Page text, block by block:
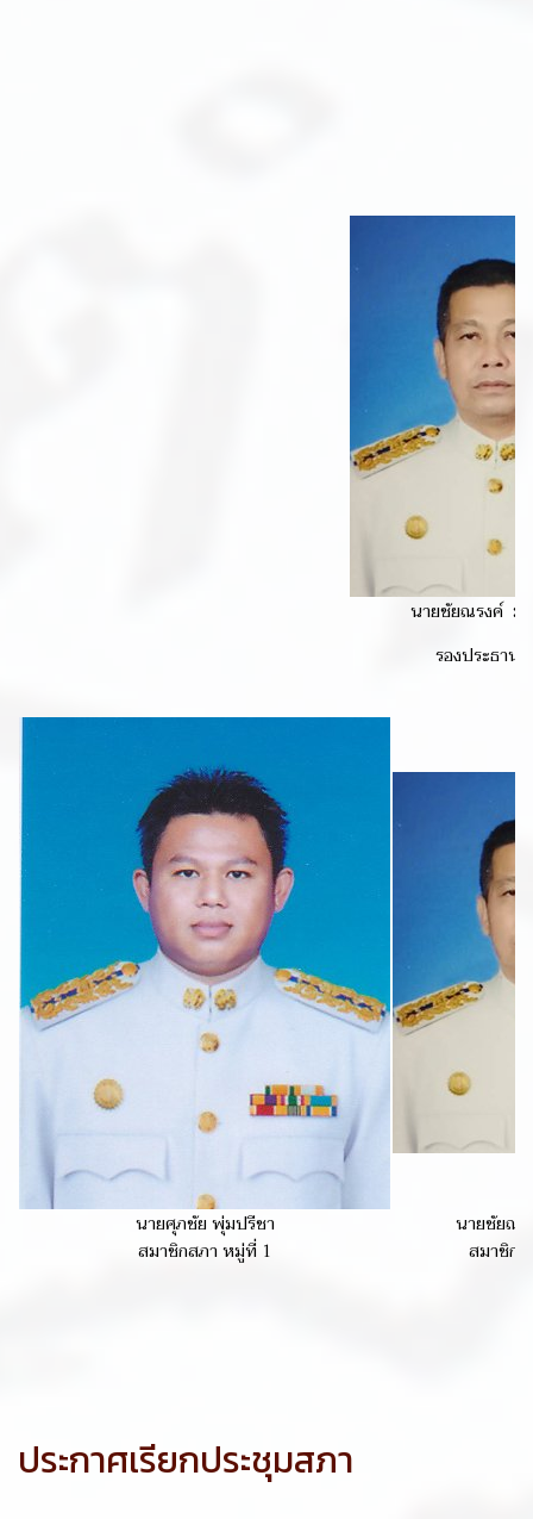
นายชัยณรงค์ มู
รองประธาน
นายศุภชัย พุ่มปรีชา
นายชัยณ
สมาชิกสภา หมู่ที่ 1
สมาชิก
ประกาศเรียกประชุมสภา